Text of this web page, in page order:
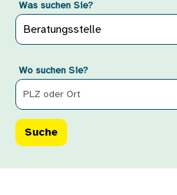
Was suchen Sie?
Wo suchen Sie?